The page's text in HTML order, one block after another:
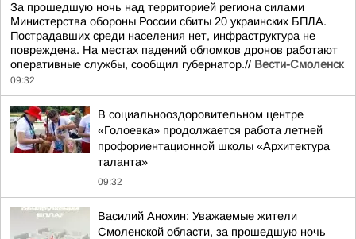
За прошедшую ночь над территорией региона силами
Министерства обороны России сбиты 20 украинских БПЛА.
Пострадавших среди населения нет, инфраструктура не
повреждена. На местах падений обломков дронов работают
оперативные службы, сообщил губернатор.// Вести-Смоленск
09:32
В социальнооздоровительном центре
«Голоевка» продолжается работа летней
профориентационной школы «Архитектура
таланта»
09:32
Василий Анохин: Уважаемые жители
Смоленской области, за прошедшую ночь